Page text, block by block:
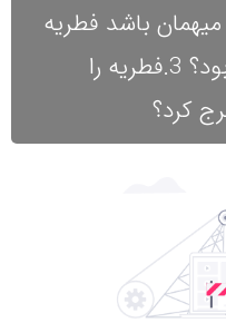
باشد فطریه
اش بر عهده میزبان خواهد بود؟ 3.فطریه را
کرد؟